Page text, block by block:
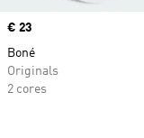
Price
€ 23
Boné
Originals
2 cores